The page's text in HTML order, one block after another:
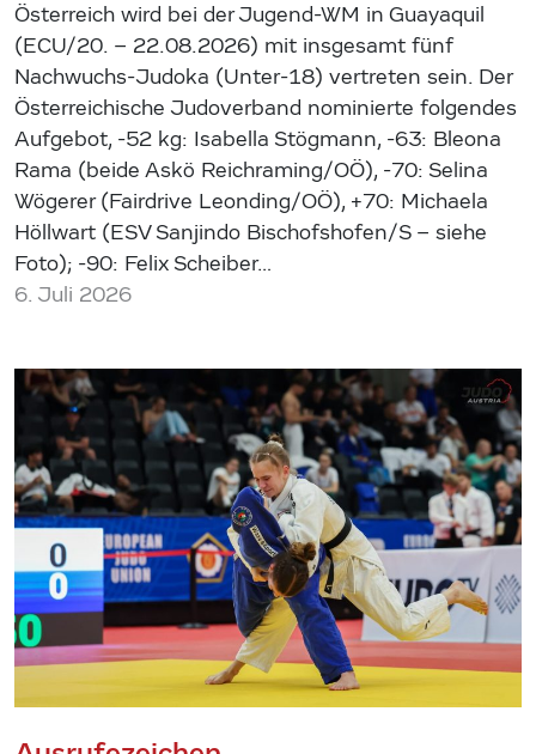
Österreich wird bei der Jugend-WM in Guayaquil
(ECU/20. – 22.08.2026) mit insgesamt fünf
Nachwuchs-Judoka (Unter-18) vertreten sein. Der
Österreichische Judoverband nominierte folgendes
Aufgebot, -52 kg: Isabella Stögmann, -63: Bleona
Rama (beide Askö Reichraming/OÖ), -70: Selina
Wögerer (Fairdrive Leonding/OÖ), +70: Michaela
Höllwart (ESV Sanjindo Bischofshofen/S – siehe
Foto); -90: Felix Scheiber…
6. Juli 2026